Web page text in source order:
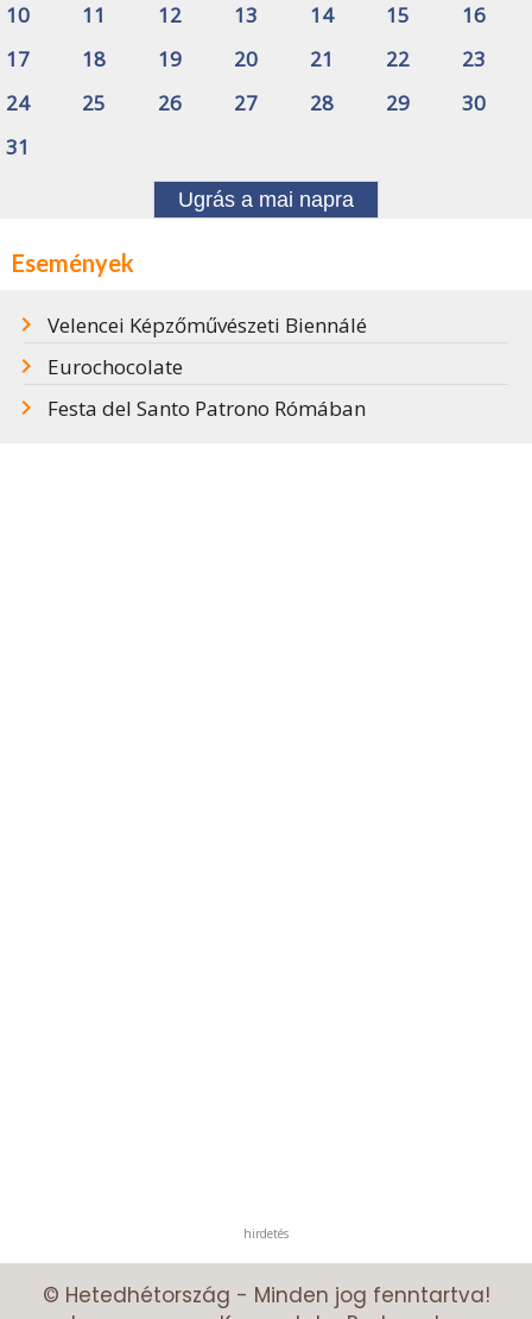
10
11 12 13 14 15
16
17
18 19 20 21 22
23
24
25 26 27 28 29
30
31
Ugrás a mai napra
Események
Velencei Képzőművészeti Biennálé
Eurochocolate
Festa del Santo Patrono Rómában
hirdetés
© Hetedhétország - Minden jog fenntartva!